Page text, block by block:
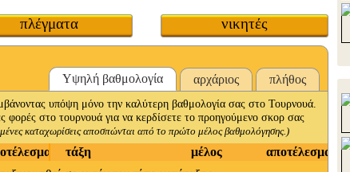
πλέγματα νικητές
Υψηλή βαθμολογία αρχάριος πλήθος
υπόψη μόνο την καλύτερη βαθμολογία σας στο Τουρνουά.
φορές στο τουρνουά για να κερδίσετε το προηγούμενο σκορ σας
καταχωρίσεις αποσπώνται από το πρώτο μέλος βαθμολόγησης.)
τάξη μέλος
αποτέλεσμα